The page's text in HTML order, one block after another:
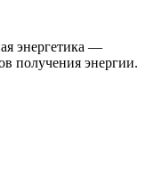
энергетика —
получения энергии.